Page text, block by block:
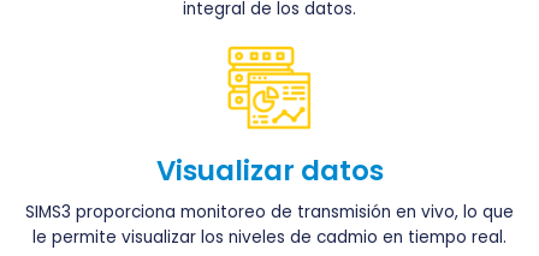
integral de los datos.
Visualizar datos
SIMS3 proporciona monitoreo de transmisión en vivo, lo que
le permite visualizar los niveles de cadmio en tiempo real.